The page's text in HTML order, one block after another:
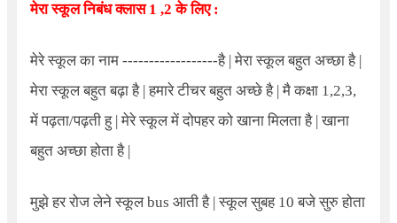
मेरा स्कूल निबंध क्लास 1 ,2 के लिए :
मेरे स्कूल का नाम ------------------है | मेरा स्कूल बहुत अच्छा है |
मेरा स्कूल बहुत बढ़ा है | हमारे टीचर बहुत अच्छे है | मै कक्षा 1,2,3,
में पढ़ता/पढ़ती हु | मेरे स्कूल में दोपहर को खाना मिलता है | खाना
बहुत अच्छा होता है |
मुझे हर रोज लेने स्कूल bus आती है | स्कूल सुबह 10 बजे सुरु होता